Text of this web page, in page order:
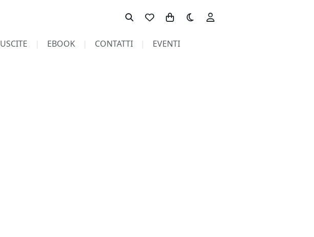
Toggle theme
USCITE EBOOK CONTATTI EVENTI